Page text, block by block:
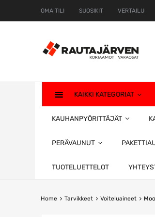
OMA TILI SUOSIKIT VERTAILU
KAIKKI KATEGORIAT
KAUHANPYÖRITTÄJÄT
PERÄVAUNUT
TUOTELUETTELOT
Home Tarvikkeet Voiteluaineet